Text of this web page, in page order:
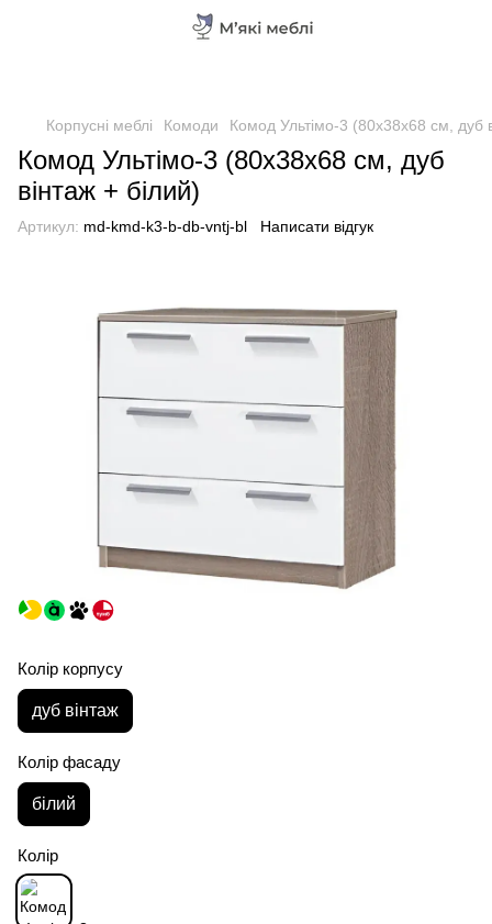
Корпусні меблі Комоди Комод Ультімо-3 (80х38х68 см, дуб
Комод Ультімо-3 (80х38х68 см, дуб
вінтаж + білий)
Артикул: md-kmd-k3-b-db-vntj-bl Написати відгук
Колір корпусу
дуб вінтаж
Колір фасаду
білий
Колір